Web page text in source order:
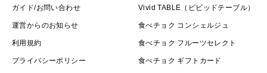
ガイド/お問い合わせ
運営からのお知らせ
利用規約
プライバシーポリシー
Vivid TABLE（ビビッドテーブル）
食べチョク コンシェルジュ
食べチョク フルーツセレクト
食べチョク ギフトカード